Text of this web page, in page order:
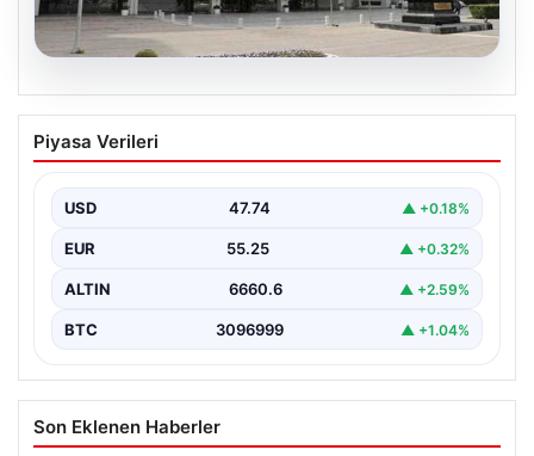
06.08.2026
Antalya Büyükşehir Belediyesi’ne
Yönelik Rüşvet ve Yolsuzluk
Bırakıldı
Antalya Büyükşehir Belediyesi’ne bağlı gerçekleştirilen
rüşvet ve yolsuzluk soruşturması kapsamında önemli
Piyasa Verileri
USD 47.74 ▲ +0.18%
EUR 55.25 ▲ +0.32%
ALTIN 6660.6 ▲ +2.59%
BTC 3096999 ▲ +1.04%
Son Eklenen Haberler